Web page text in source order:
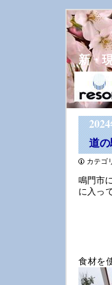
新・現
2024
道
カテゴ
鳴門市
に入っ
食材を